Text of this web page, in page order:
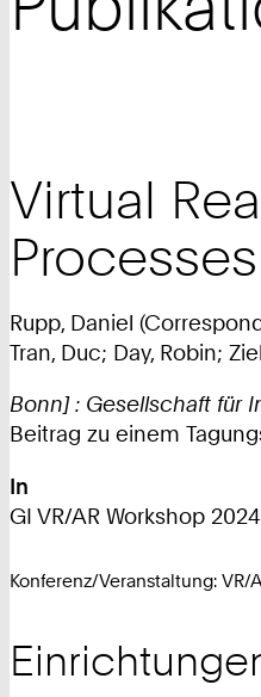
Virtual
Rupp, Daniel
Tran, Duc; Day, Robin;
Bonn] : Gesellschaft für
Beitrag zu einem
In
GI VR/AR Workshop
Konferenz/Veranstaltung: